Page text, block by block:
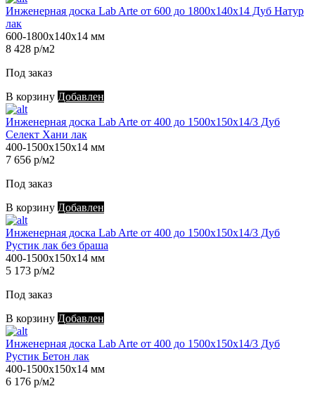
Инженерная доска Lab Arte от 600 до 1800х140х14 Дуб Натур
лак
600-1800х140х14 мм
8 428 р/м2
Под заказ
В корзину Добавлен
Инженерная доска Lab Arte от 400 до 1500х150х14/3 Дуб
Селект Хани лак
400-1500х150х14 мм
7 656 р/м2
Под заказ
В корзину Добавлен
Инженерная доска Lab Arte от 400 до 1500х150х14/3 Дуб
Рустик лак без браша
400-1500х150х14 мм
5 173 р/м2
Под заказ
В корзину Добавлен
Инженерная доска Lab Arte от 400 до 1500х150х14/3 Дуб
Рустик Бетон лак
400-1500х150х14 мм
6 176 р/м2